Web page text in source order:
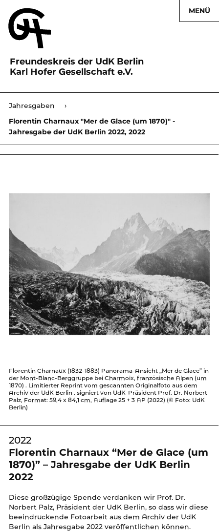
Freundeskreis der UdK Berlin
Karl Hofer Gesellschaft e.V.
MENÜ
Karl Hofer Gesellschaft
Jahresgaben
›
Florentin Charnaux "Mer de Glace (um 1870)" -
Jahresgabe der UdK Berlin 2022, 2022
Florentin Charnaux (1832-1883) Panorama-Ansicht „Mer de Glace” in
der Mont-Blanc-Berggruppe bei Charmoix, französische Alpen (um
1870) . Limitierter Reprint vom gescannten Originalfoto aus dem
Archiv der UdK Berlin . signiert von UdK-Präsident Prof. Dr. Norbert
Palz, Format: 59,4 x 84,1 cm, Auflage 25 + 3 AP (2022) (© Foto: UdK
Berlin)
2022
Florentin Charnaux “Mer de Glace (um
1870)” – Jahresgabe der UdK Berlin
2022
Diese großzügige Spende verdanken wir Prof. Dr.
Norbert Palz, Präsident der UdK Berlin, so dass wir diese
beeindruckende Fotoarbeit aus dem Archiv der UdK
Berlin als Jahresgabe 2022 veröffentlichen können.